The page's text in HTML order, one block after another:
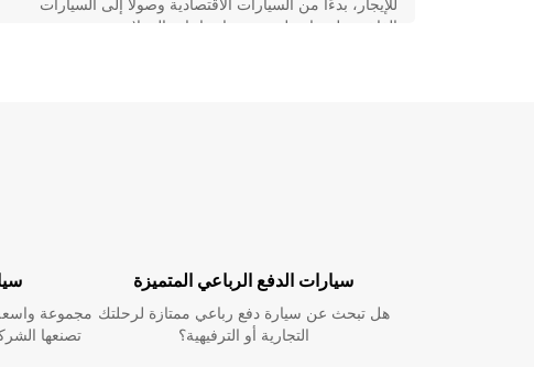
للإيجار، بدءًا من السيارات الاقتصادية وصولاً إلى السيارات
الفاخرة، لضمان تلبية جميع احتياجات العملاء.
اتصل بنا اليوم لحجز سيارتك في
Lognes!
مجموعة
تصنعها
سيارات الدفع الرباعي المتميزة
هل تبحث عن سيارة دفع رباعي ممتازة لرحلتك
التجارية أو الترفيهية؟